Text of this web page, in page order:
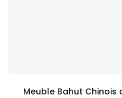
Meuble Bahut